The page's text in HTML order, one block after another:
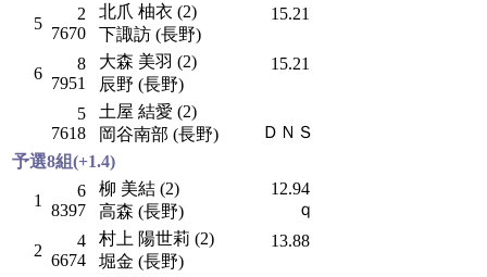
5
2
7670
北爪 柚衣 (2)
下諏訪 (長野)
15.21
6
8
7951
大森 美羽 (2)
辰野 (長野)
15.21
5
7618
土屋 結愛 (2)
岡谷南部 (長野)
ＤＮＳ
予選8組(+1.4)
1
6
8397
柳 美結 (2)
高森 (長野)
12.94
ｑ
2
4
6674
村上 陽世莉 (2)
堀金 (長野)
13.88